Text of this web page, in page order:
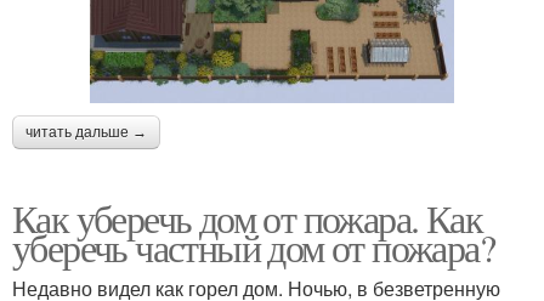
читать дальше →
Как уберечь дом от пожара. Как
уберечь частный дом от пожара?
Недавно видел как горел дом. Ночью, в безветренную